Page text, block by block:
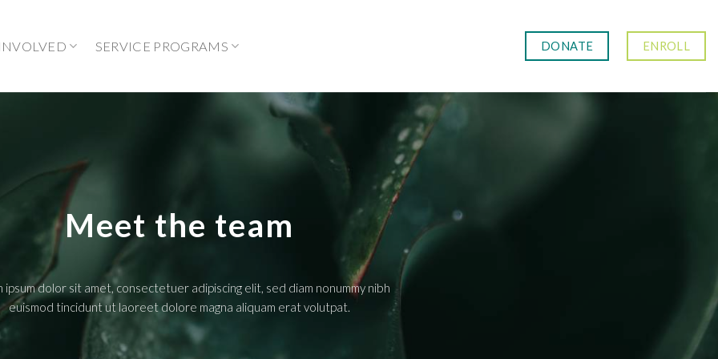
SERVICE PROGRAMS DONATE ENROLL
Meet the team
ipsum dolor sit amet, consectetuer adipiscing elit, sed diam nonummy nibh
euismod tincidunt ut laoreet dolore magna aliquam erat volutpat.